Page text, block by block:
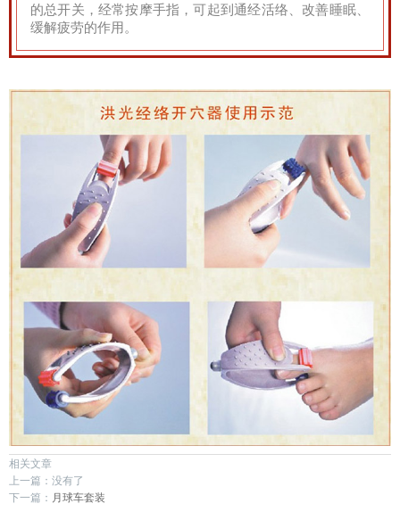
┗━核心项目
┗━养生会所
┗━私人订制
精彩视频
┗━经络操视频
├─经络操视频
┗━专业教学视频
├─经络讲座
的总开关，经常按摩手指，可起到通经活络、改善睡眠、
缓解疲劳的作用。
相关文章
上一篇： 没有了
下一篇： 月球车套装